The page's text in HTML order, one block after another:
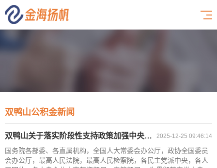
双鸭山公积金新闻
2025-12-25 09:46:14
双鸭山关于落实阶段性支持政策加强中央国家机关住房公积金服务保障工作的通知
国务院各部委、各直属机构，全国人大常委会办公厅，政协全国委员
会办公厅，最高人民法院，最高人民检察院，各民主党派中央，各人